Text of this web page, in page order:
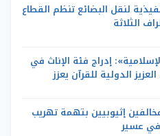
لنقل البضائع تنظم القطاع
الثلاثة
إدراج فئة الإناث في
الدولية للقرآن يعزز
إثيوبيين بتهمة تهريب
في عسير